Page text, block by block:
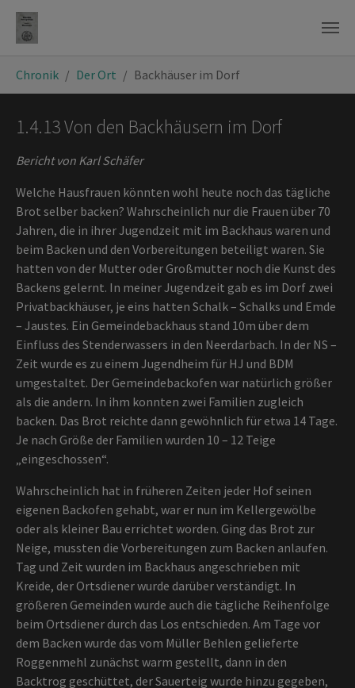
Chronik Der Ort Backhäuser im Dorf
1.4.13 Von den Backhäusern im Dorf
Bericht von Karl Schäfer
Welche Hausfrauen könnten wohl heute noch das tägliche
Brot selber backen? Wahrscheinlich nur die Frauen über 70
Jahren, die in ihrer Jugendzeit mit im Backhaus waren und
beim Backen und den Vorbereitungen beteiligt waren. Sie
hatten von der Mutter oder Großmutter noch die Kunst des
Backens gelernt. In meiner Jugendzeit gab es im Dorf zwei
Privatbackhäuser, je eins hatten Schalk – Schalks und Emde
– Jaustes. Ein Gemeindebackhaus stand 10m über dem
Einfluss des Stenderwassers in den Neerdarbach. In der NS –
Zeit wurde es zu einem Jugendheim für HJ und BDM
umgestaltet. Der Gemeindebackofen war natürlich größer
als die andern. In ihm konnten zwei Familien zugleich
backen. Das Brot reichte dann gewöhnlich für etwa 14 Tage.
Je nach Größe der Familien wurden 10 – 12 Teige
„eingeschossen“.
Wahrscheinlich hat in früheren Zeiten jeder Hof seinen
eigenen Backofen gehabt, war er nun im Kellergewölbe
oder als kleiner Bau errichtet worden. Ging das Brot zur
Neige, mussten die Vorbereitungen zum Backen anlaufen.
Tag und Zeit wurden im Backhaus angeschrieben mit
Kreide, der Ortsdiener wurde darüber verständigt. In
größeren Gemeinden wurde auch die tägliche Reihenfolge
beim Ortsdiener durch das Los entschieden. Am Tage vor
dem Backen wurde das vom Müller Behlen gelieferte
Roggenmehl zunächst warm gestellt, dann in den
Backtrog geschüttet, der Sauerteig wurde hinzu gegeben,